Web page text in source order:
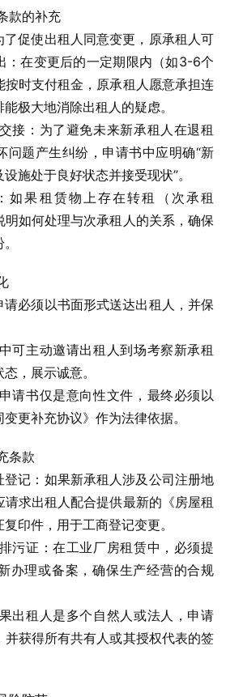
款的补充
了促使出租人同意变更，原承租人可
：在变更后的一定期限内（如3-6个
按时支付租金，原承租人愿意承担连
极大地消除出租人的疑虑。
接：为了避免未来新承租人在退租
问题产生纠纷，申请书中应明确“新
施处于良好状态并接受现状”。
如果租赁物上存在转租（次承租
明如何处理与次承租人的关系，确保
请必须以书面形式送达出租人，并保
可主动邀请出租人到场考察新承租
，展示诚意。
请书仅是意向性文件，最终必须以
更补充协议》作为法律依据。
条款
登记：如果新承租人涉及公司注册地
求出租人配合提供最新的《房屋租
印件，用于工商登记变更。
污证：在工业厂房租赁中，必须提
办理或备案，确保生产经营的合规
出租人是多个自然人或法人，申请
获得所有共有人或其授权代表的签